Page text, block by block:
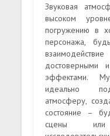
Звуковая
высоком
погружению в
персонажа,
достоверными
эффектами.
идеально
атмосферу,
состояние –
сцены